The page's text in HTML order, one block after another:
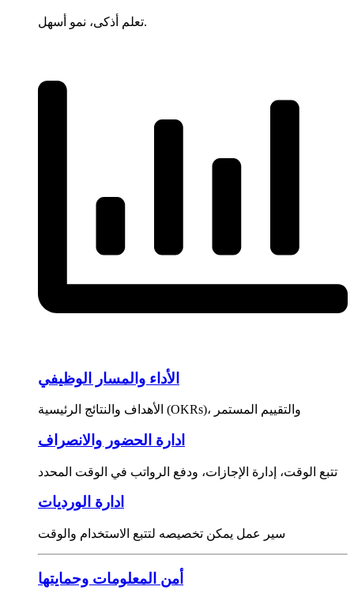
تعلم أذكى، نمو أسهل.
الأداء والمسار الوظيفي
الأهداف والنتائج الرئيسية (OKRs)، والتقييم المستمر
ادارة الحضور والانصراف
تتبع الوقت، إدارة الإجازات، ودفع الرواتب في الوقت المحدد
ادارة الورديات
سير عمل يمكن تخصيصه لتتبع الاستخدام والوقت
أمن المعلومات وحمايتها